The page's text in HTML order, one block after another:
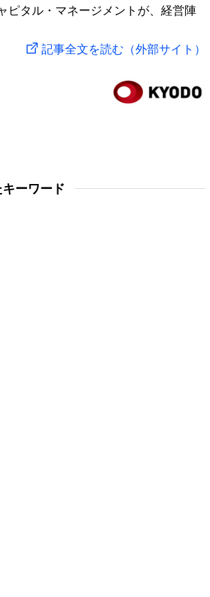
ピタル・マネージメントが、経営陣
記事全文を読む（外部サイト）
ーワード